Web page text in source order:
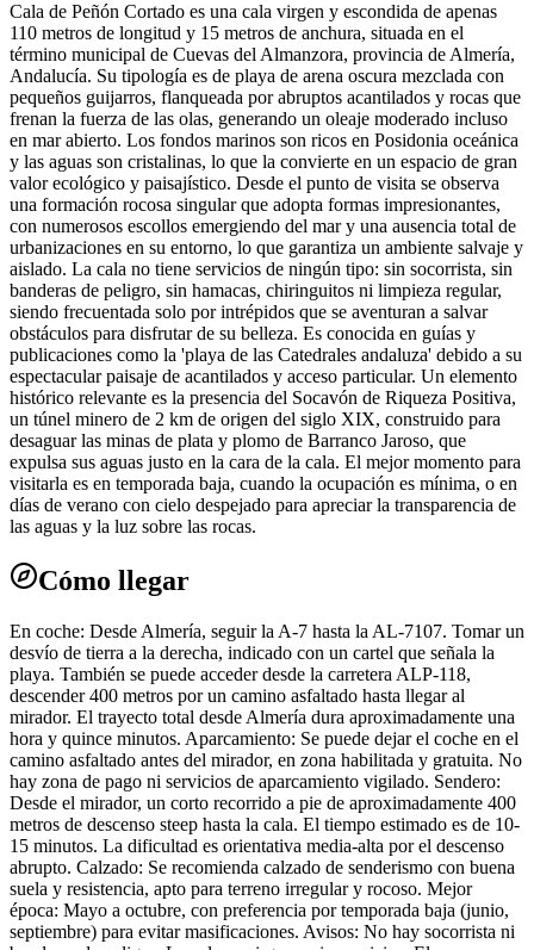
Cala de Peñón Cortado es una cala virgen y escondida de apenas
110 metros de longitud y 15 metros de anchura, situada en el
término municipal de Cuevas del Almanzora, provincia de Almería,
Andalucía. Su tipología es de playa de arena oscura mezclada con
pequeños guijarros, flanqueada por abruptos acantilados y rocas que
frenan la fuerza de las olas, generando un oleaje moderado incluso
en mar abierto. Los fondos marinos son ricos en Posidonia oceánica
y las aguas son cristalinas, lo que la convierte en un espacio de gran
valor ecológico y paisajístico. Desde el punto de visita se observa
una formación rocosa singular que adopta formas impresionantes,
con numerosos escollos emergiendo del mar y una ausencia total de
urbanizaciones en su entorno, lo que garantiza un ambiente salvaje y
aislado. La cala no tiene servicios de ningún tipo: sin socorrista, sin
banderas de peligro, sin hamacas, chiringuitos ni limpieza regular,
siendo frecuentada solo por intrépidos que se aventuran a salvar
obstáculos para disfrutar de su belleza. Es conocida en guías y
publicaciones como la 'playa de las Catedrales andaluza' debido a su
espectacular paisaje de acantilados y acceso particular. Un elemento
histórico relevante es la presencia del Socavón de Riqueza Positiva,
un túnel minero de 2 km de origen del siglo XIX, construido para
desaguar las minas de plata y plomo de Barranco Jaroso, que
expulsa sus aguas justo en la cara de la cala. El mejor momento para
visitarla es en temporada baja, cuando la ocupación es mínima, o en
días de verano con cielo despejado para apreciar la transparencia de
las aguas y la luz sobre las rocas.
Cómo llegar
En coche: Desde Almería, seguir la A-7 hasta la AL-7107. Tomar un
desvío de tierra a la derecha, indicado con un cartel que señala la
playa. También se puede acceder desde la carretera ALP-118,
descender 400 metros por un camino asfaltado hasta llegar al
mirador. El trayecto total desde Almería dura aproximadamente una
hora y quince minutos. Aparcamiento: Se puede dejar el coche en el
camino asfaltado antes del mirador, en zona habilitada y gratuita. No
hay zona de pago ni servicios de aparcamiento vigilado. Sendero:
Desde el mirador, un corto recorrido a pie de aproximadamente 400
metros de descenso steep hasta la cala. El tiempo estimado es de 10-
15 minutos. La dificultad es orientativa media-alta por el descenso
abrupto. Calzado: Se recomienda calzado de senderismo con buena
suela y resistencia, apto para terreno irregular y rocoso. Mejor
época: Mayo a octubre, con preferencia por temporada baja (junio,
septiembre) para evitar masificaciones. Avisos: No hay socorrista ni